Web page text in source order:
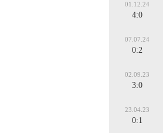
01.12.24
4:0
07.07.24
0:2
02.09.23
3:0
23.04.23
0:1